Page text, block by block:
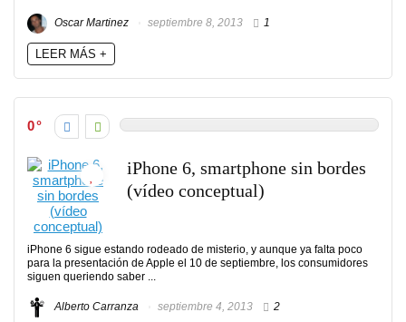
Oscar Martinez septiembre 8, 2013 1
LEER MÁS +
0
iPhone 6, smartphone sin bordes
(vídeo conceptual)
iPhone 6 sigue estando rodeado de misterio, y aunque ya falta poco
para la presentación de Apple el 10 de septiembre, los consumidores
siguen queriendo saber ...
Alberto Carranza septiembre 4, 2013 2